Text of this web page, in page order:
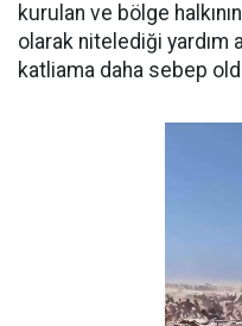
kurulan ve bölge
olarak nitelediği yardım
katliama daha sebep